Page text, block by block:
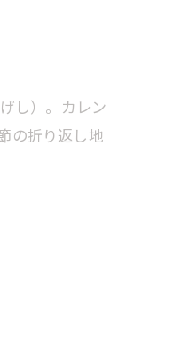
し）。カレン
の折り返し地